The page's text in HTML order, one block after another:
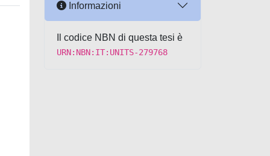
Informazioni
Il codice NBN di questa tesi è
URN:NBN:IT:UNITS-279768